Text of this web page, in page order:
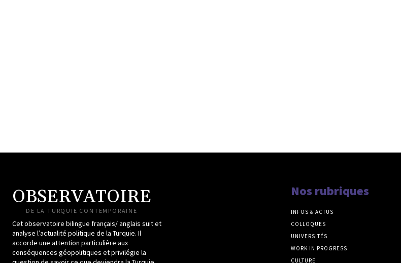
OBSERVATOIRE
DE LA TURQUIE CONTEMPORAINE
Cet observatoire bilingue français/ anglais suit et
analyse l’actualité politique de la Turquie. Il
accorde une attention particulière aux
conséquences géopolitiques et privilégie la
Nos rubriques
INFOS & ACTUS
COLLOQUES
UNIVERSITÉS
WORK IN PROGRESS
CULTURE